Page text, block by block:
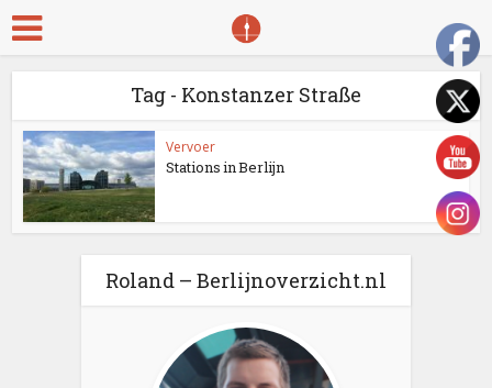
Tag - Konstanzer Straße
Vervoer
Stations in Berlijn
Roland – Berlijnoverzicht.nl